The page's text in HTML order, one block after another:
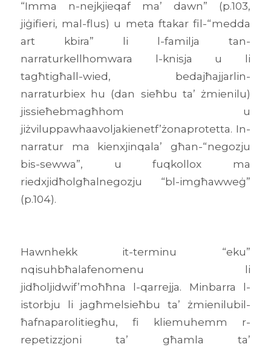
“Imma n-nejkjieqaf ma’ dawn” (p.103,
jiġifieri, mal-flus) u meta ftakar fil-“medda
art kbira” li l-familja tan-
narraturkellhomwara l-knisja u li
tagħtigħall-wied, bedajħajjarlin-
narraturbiex hu (dan sieħbu ta’ żmienilu)
jissieħebmagħhom u
jiżviluppawhaavoljakienetf’żonaprotetta. In-
narratur ma kienxjinqala’ għan-“negozju
bis-sewwa”, u fuqkollox ma
riedxjidħolgħalnegozju “bl-imgħawweġ”
(p.104).
Hawnhekk it-terminu “eku”
nqisuhbħalafenomenu li
jidħoljidwif’moħħna l-qarrejja. Minbarra l-
istorbju li jagħmelsieħbu ta’ żmienilubil-
ħafnaparolitiegħu, fi kliemuhemm r-
repetizzjoni ta’ għamla ta’